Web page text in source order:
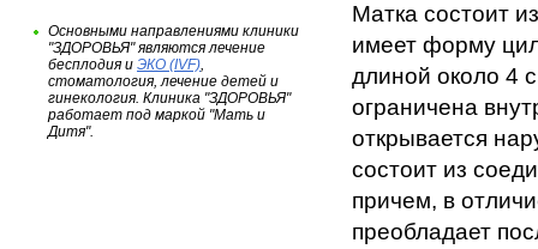
Основными направлениями клиники
"ЗДОРОВЬЯ" являются лечение
бесплодия и ЭКО (IVF),
стоматология, лечение детей и
гинекология. Клиника "ЗДОРОВЬЯ"
работает под маркой "Мать и
Дитя".
Матка состоит
имеет форму
длиной около 4
ограничена
открывается
состоит из
причем, в
преобладает